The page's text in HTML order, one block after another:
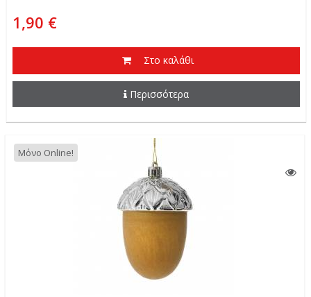
1,90 €
Στο καλάθι
Περισσότερα
Μόνο Online!